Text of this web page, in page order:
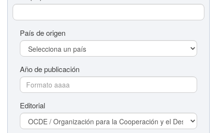
País de origen
Año de publicación
Editorial